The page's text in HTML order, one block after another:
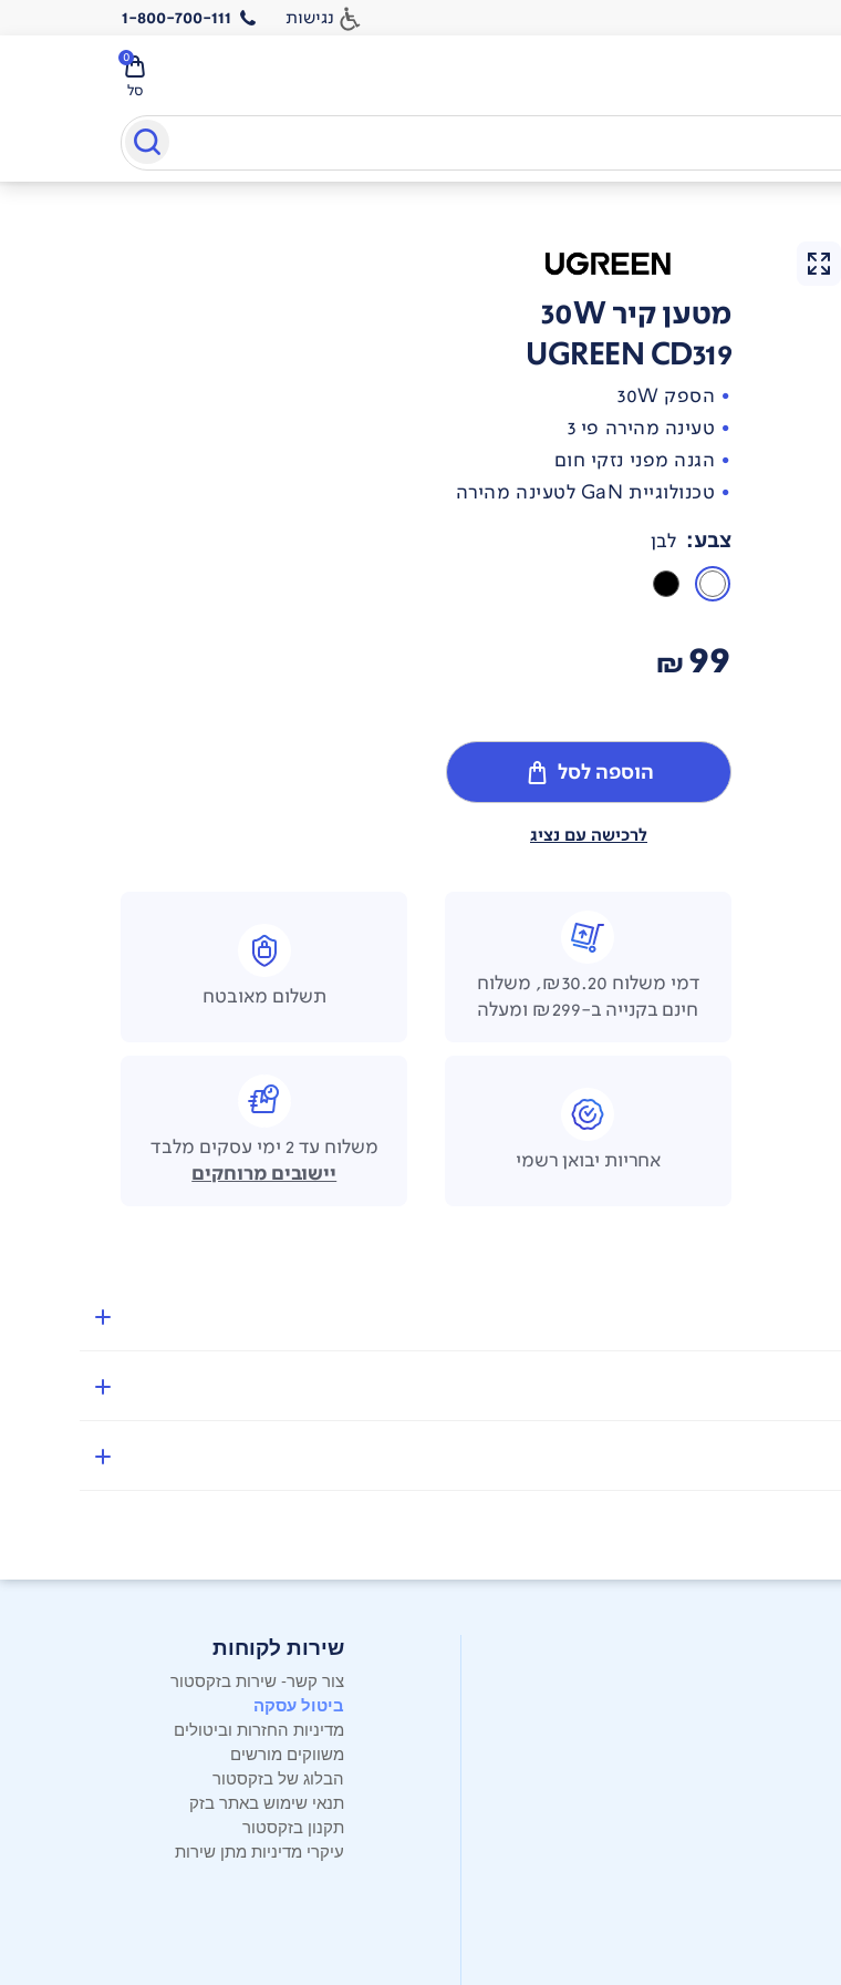
נגישות 1-800-700-111
סל
0
מטען קיר 30W
UGREEN CD319
הספק 30W
טעינה מהירה פי 3
הגנה מפני נזקי חום
טכנולוגיית GaN לטעינה מהירה
צבע: לבן
99
₪
הוספה לסל
לרכישה עם נציג
דמי משלוח ₪30.20, משלוח
חינם בקנייה ב-₪299 ומעלה
תשלום מאובטח
אחריות יבואן רשמי
משלוח עד 2 ימי עסקים מלבד
יישובים מרוחקים
שירות לקוחות
צור קשר- שירות בזקסטור
ביטול עסקה
מדיניות החזרות וביטולים
משווקים מורשים
הבלוג של בזקסטור
תנאי שימוש באתר בזק
תקנון בזקסטור
עיקרי מדיניות מתן שירות